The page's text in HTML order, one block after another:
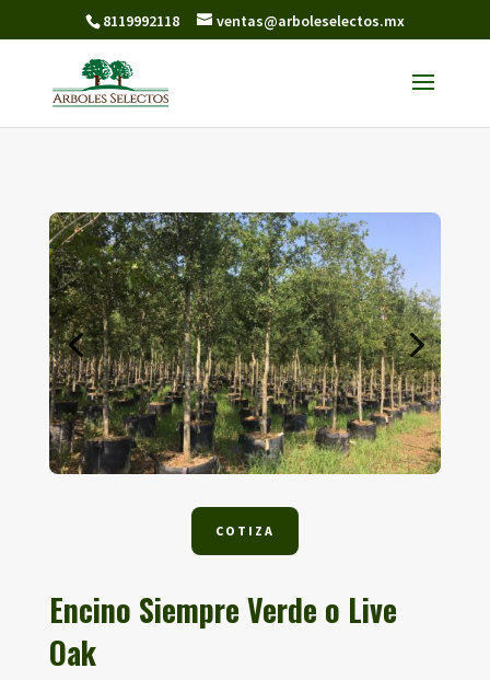
8119992118 ventas@arboleselectos.mx
COTIZA
Encino Siempre Verde o Live
Oak